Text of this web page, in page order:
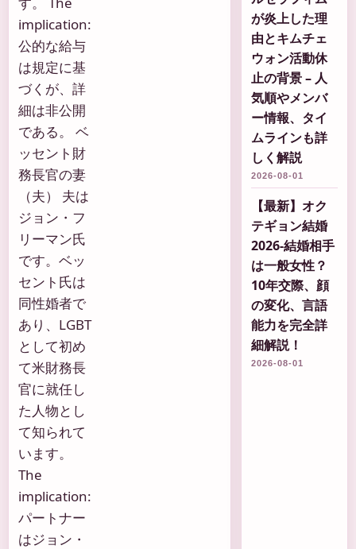
implication:
公的な給与
は規定に基
づくが、詳
細は非公開
である。 ベ
ッセント財
務長官の妻
（夫） 夫は
ジョン・フ
リーマン氏
です。ベッ
セント氏は
同性婚者で
あり、LGBT
として初め
て米財務長
官に就任し
た人物とし
て知られて
います。
The
implication:
パートナー
はジョン・
が炎上した理
由とキムチェ
ウォン活動休
止の背景 – 人
気順やメンバ
ー情報、タイ
ムラインも詳
しく解説
2026-08-01
【最新】オク
テギョン結婚
2026-結婚相手
は一般女性？
10年交際、顔
の変化、言語
能力を完全詳
細解説！
2026-08-01